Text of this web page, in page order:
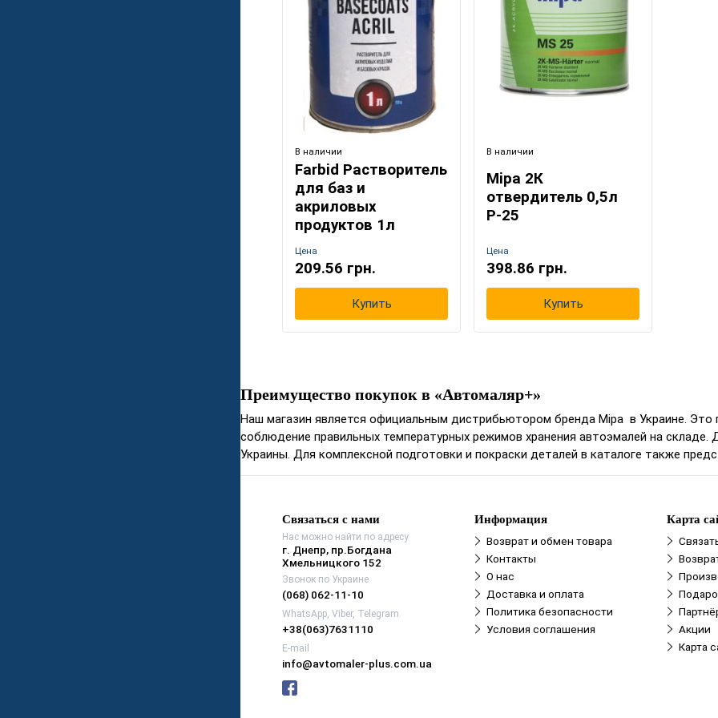
В наличии
Farbid Растворитель
для баз и
акриловых
продуктов 1л
Цена
209.56 грн.
Купить
В наличии
Mipa 2К
отвердитель 0,5л
Р-25
Цена
398.86 грн.
Купить
Преимущество покупок в «Автомаляр+»
Наш магазин является официальным дистрибьютором бренда Mipa в Украине.
соблюдение правильных температурных режимов хранения автоэмалей на
Украины. Для комплексной подготовки и покраски деталей в каталоге также
Связаться с нами
Нас можно найти по адресу
г. Днепр, пр.Богдана
Хмельницкого 152
Звонок по Украине
(068) 062-11-10
WhatsApp, Viber, Telegram
+38(063)7631110
E-mail
info@avtomaler-plus.com.ua
Информация
Возврат и обмен товара
Контакты
О нас
Доставка и оплата
Политика безопасности
Условия соглашения
Карта
Акции
Карта